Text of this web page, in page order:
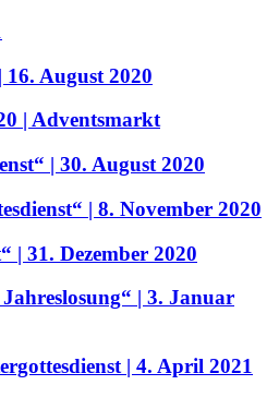
August 2020
| Adventsmarkt
| 30. August 2020
| 8. November 2020
| 31. Dezember 2020
| 3. Januar
| 4. April 2021